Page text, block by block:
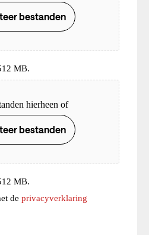
bestanden
MB.
hierheen of
bestanden
MB.
de privacyverklaring